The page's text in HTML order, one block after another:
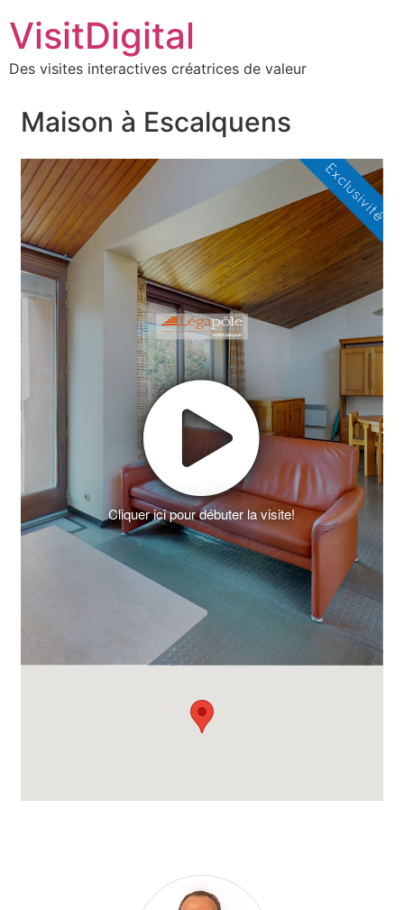
VisitDigital
Des visites interactives créatrices de valeur
Maison à Escalquens
Cliquer ici pour débuter la visite!
Thierry Castan